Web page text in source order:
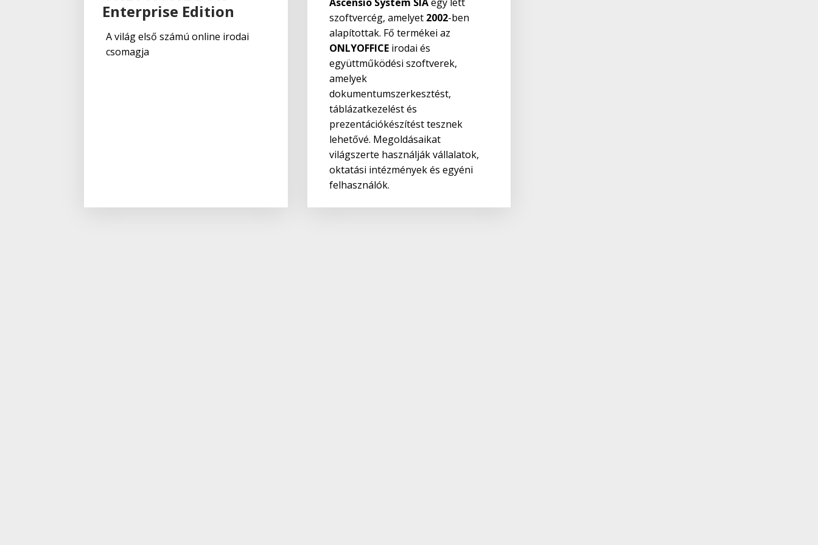
Enterprise Edition
A világ első számú online irodai
csomagja
szoftvercég, amelyet 2002-ben
alapítottak. Fő termékei az
ONLYOFFICEirodai és
együttműködési szoftverek,
amelyek
dokumentumszerkesztést,
táblázatkezelést és
prezentációkészítést tesznek
lehetővé. Megoldásaikat
világszerte használják vállalatok,
oktatási intézmények és egyéni
felhasználók.